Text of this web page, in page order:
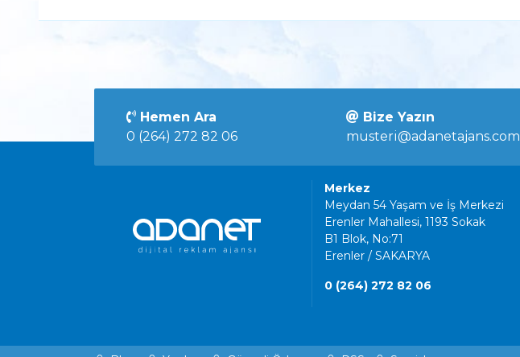
Hemen Ara
0 (264) 272 82 06
Bize Yazın
musteri@adanetajans.com
Merkez
Meydan 54 Yaşam ve İş Merkezi
Erenler Mahallesi, 1193 Sokak
B1 Blok, No:71
Erenler / SAKARYA
0 (264) 272 82 06